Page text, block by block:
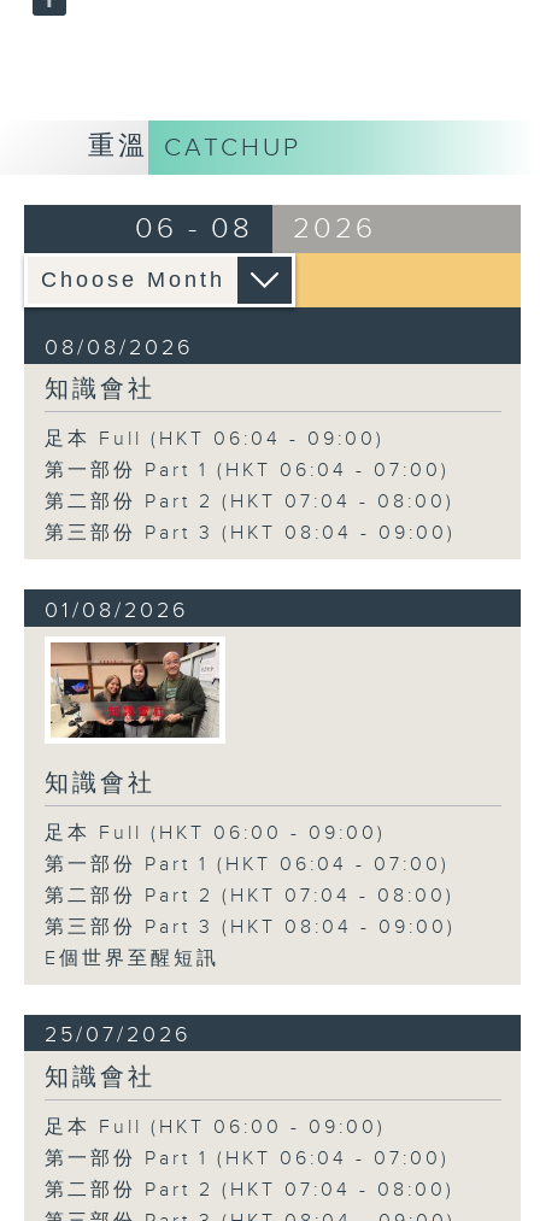
重溫 CATCHUP
06 - 08 2026
08/08/2026
知識會社
足本 Full (HKT 06:04 - 09:00)
第一部份 Part 1 (HKT 06:04 - 07:00)
第二部份 Part 2 (HKT 07:04 - 08:00)
第三部份 Part 3 (HKT 08:04 - 09:00)
01/08/2026
知識會社
足本 Full (HKT 06:00 - 09:00)
第一部份 Part 1 (HKT 06:04 - 07:00)
第二部份 Part 2 (HKT 07:04 - 08:00)
第三部份 Part 3 (HKT 08:04 - 09:00)
E個世界至醒短訊
25/07/2026
知識會社
足本 Full (HKT 06:00 - 09:00)
第一部份 Part 1 (HKT 06:04 - 07:00)
第二部份 Part 2 (HKT 07:04 - 08:00)